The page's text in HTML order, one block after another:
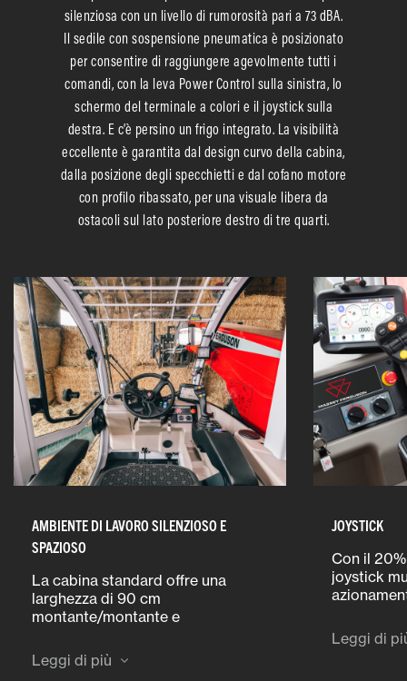
silenziosa con un livello di rumorosità pari a 73 dBA.
Il sedile con sospensione pneumatica è posizionato
per consentire di raggiungere agevolmente tutti i
comandi, con la leva Power Control sulla sinistra, lo
schermo del terminale a colori e il joystick sulla
destra. E c’è persino un frigo integrato. La visibilità
eccellente è garantita dal design curvo della cabina,
dalla posizione degli specchietti e dal cofano motore
con profilo ribassato, per una visuale libera da
ostacoli sul lato posteriore destro di tre quarti.
AMBIENTE DI LAVORO SILENZIOSO E
SPAZIOSO
La cabina standard offre una
larghezza di 90 cm
montante/montante e
1,54 m, con un’altezza complessiva
di soli 2,49 m. I modelli compatti
Leggi di più
JOYSTICK
Con il
joystick
anche
del sedile
Leggi di